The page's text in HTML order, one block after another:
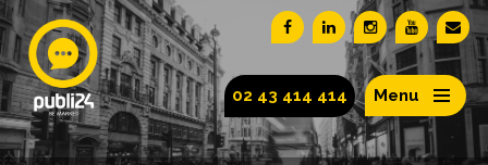
02 43 414 414 Menu